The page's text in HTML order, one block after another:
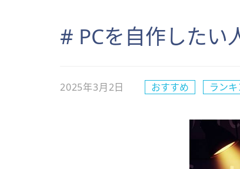
# PCを自作したい
2025年3月2日 おすすめ ラン